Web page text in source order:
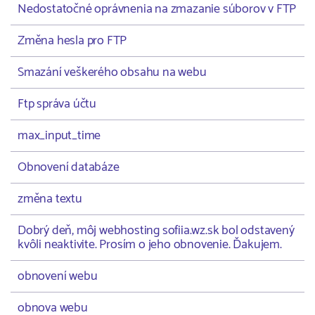
Nedostatočné oprávnenia na zmazanie súborov v FTP
Změna hesla pro FTP
Smazání veškerého obsahu na webu
Ftp správa účtu
max_input_time
Obnovení databáze
změna textu
Dobrý deň, môj webhosting sofiia.wz.sk bol odstavený
kvôli neaktivite. Prosím o jeho obnovenie. Ďakujem.
obnovení webu
obnova webu